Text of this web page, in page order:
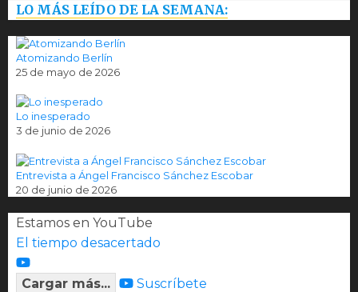
LO MÁS LEÍDO DE LA SEMANA:
Atomizando Berlín
25 de mayo de 2026
Lo inesperado
3 de junio de 2026
Entrevista a Ángel Francisco Sánchez Escobar
20 de junio de 2026
Estamos en YouTube
El tiempo desacertado
Cargar más... Suscríbete